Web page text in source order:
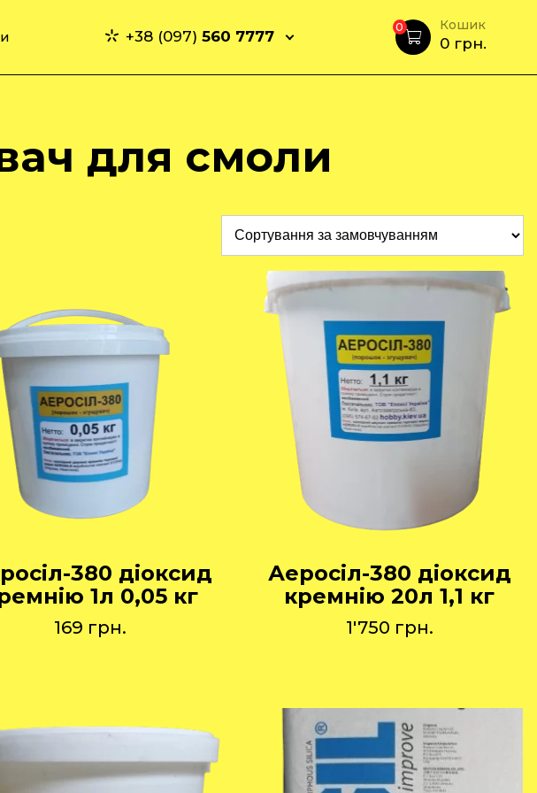
+38 (097)560 7777
0 Кошик
0 грн.
для смоли
380 діоксид
1л 0,05 кг
169 грн.
Аеросіл-380 діоксид
кремнію 20л 1,1 кг
1'750 грн.